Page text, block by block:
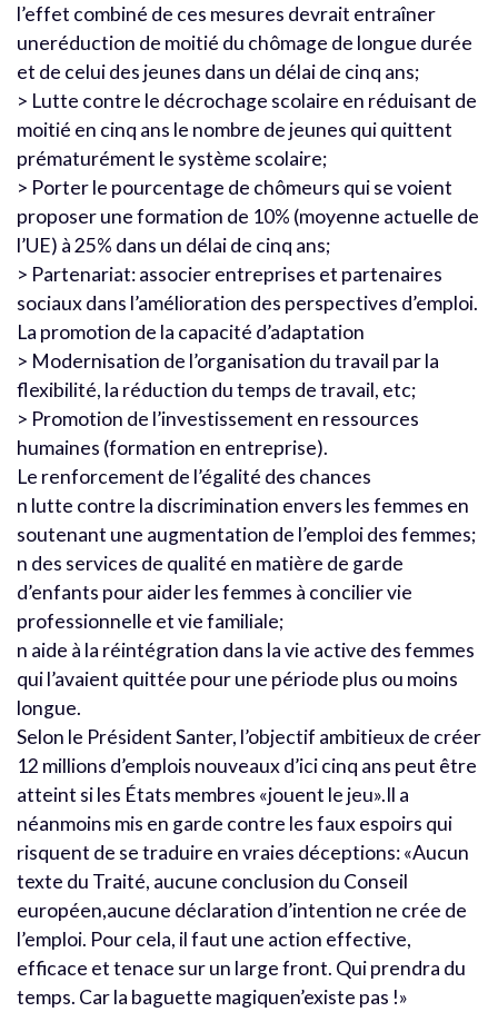
l’effet combiné de ces mesures devrait entraîner
uneréduction de moitié du chômage de longue durée
et de celui des jeunes dans un délai de cinq ans;
> Lutte contre le décrochage scolaire en réduisant de
moitié en cinq ans le nombre de jeunes qui quittent
prématurément le système scolaire;
> Porter le pourcentage de chômeurs qui se voient
proposer une formation de 10% (moyenne actuelle de
l’UE) à 25% dans un délai de cinq ans;
> Partenariat: associer entreprises et partenaires
sociaux dans l’amélioration des perspectives d’emploi.
La promotion de la capacité d’adaptation
> Modernisation de l’organisation du travail par la
flexibilité, la réduction du temps de travail, etc;
> Promotion de l’investissement en ressources
humaines (formation en entreprise).
Le renforcement de l’égalité des chances
n lutte contre la discrimination envers les femmes en
soutenant une augmentation de l’emploi des femmes;
n des services de qualité en matière de garde
d’enfants pour aider les femmes à concilier vie
professionnelle et vie familiale;
n aide à la réintégration dans la vie active des femmes
qui l’avaient quittée pour une période plus ou moins
longue.
Selon le Président Santer, l’objectif ambitieux de créer
12 millions d’emplois nouveaux d’ici cinq ans peut être
atteint si les États membres «jouent le jeu».Il a
néanmoins mis en garde contre les faux espoirs qui
risquent de se traduire en vraies déceptions: «Aucun
texte du Traité, aucune conclusion du Conseil
européen,aucune déclaration d’intention ne crée de
l’emploi. Pour cela, il faut une action effective,
efficace et tenace sur un large front. Qui prendra du
temps. Car la baguette magiquen’existe pas !»